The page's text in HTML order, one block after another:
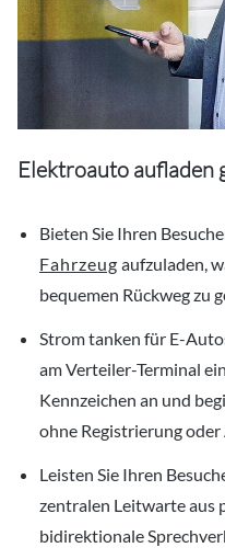
Elektroauto aufladen
Bieten Sie Ihren
Fahrzeug aufzuladen,
bequemen Rückweg zu
Strom tanken für E-
am Verteiler-Terminal
Kennzeichen an und
ohne Registrierung
Leisten Sie Ihren
zentralen Leitwarte aus
bidirektionale